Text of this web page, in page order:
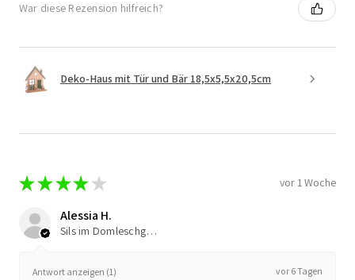
War diese Rezension hilfreich?
Deko-Haus mit Tür und Bär 18,5x5,5x20,5cm
★★ ★★ ★ vor 1 Woche
Alessia H.
Sils im Domleschg, Switzerland
Antwort anzeigen (1) vor 6 Tagen